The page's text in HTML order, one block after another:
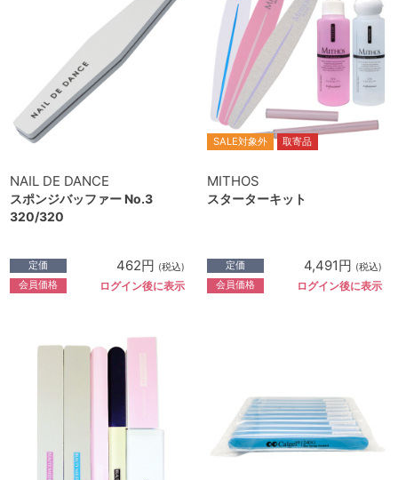
NAIL DE DANCE
スポンジバッファー No.3
320/320
定価 462円 (税込)
会員価格 ログイン後に表示
SALE対象外 取寄品
MITHOS
スターターキット
定価 4,491円 (税込)
会員価格 ログイン後に表示